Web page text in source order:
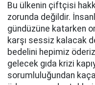
Bu ülkenin çiftçisi
zorunda değildir.
gündüzüne katarken
karşı sessiz kalacak
bedelini hepimiz
gelecek gıda krizi
sorumluluğundan